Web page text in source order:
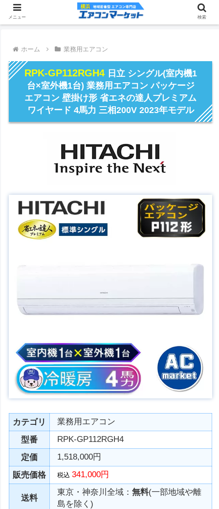
ホーム 業務用エアコン
RPK-GP112RGH4 日立 シングル(室内機1
台×室外機1台) 業務用エアコン パッケージ
エアコン 壁掛け形 省エネの達人プレミアム
ワイヤード 4馬力 三相200V 2023年モデル
カテゴリ
業務用エアコン
型番
RPK-GP112RGH4
定価
1,518,000円
販売価格
税込341,000円
送料
東京・神奈川全域：無料(一部地域や離
島を除く)
メニュー 検索